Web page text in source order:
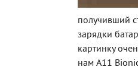
получивший
зарядки
картинку
нам A11